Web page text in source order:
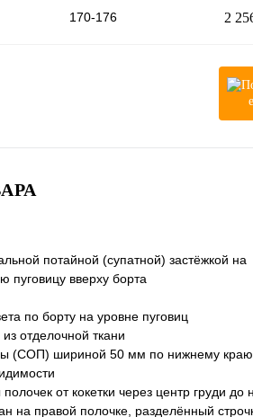
170-176 2
потайной (супатной) застёжкой на
пуговицу вверху борта
по борту на уровне пуговиц
отделочной ткани
(СОП) шириной 50 мм по нижнему краю
от кокетки через центр груди до
на правой полочке, разделённый